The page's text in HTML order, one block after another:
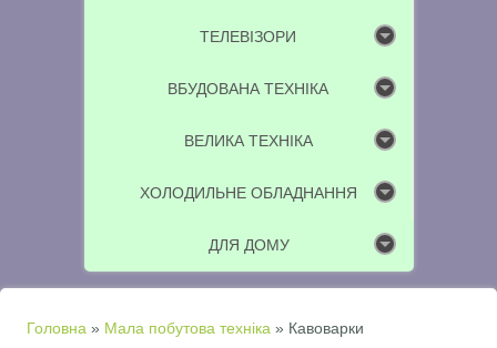
ТЕЛЕВІЗОРИ
ВБУДОВАНА ТЕХНІКА
ВЕЛИКА ТЕХНІКА
ХОЛОДИЛЬНЕ ОБЛАДНАННЯ
ДЛЯ ДОМУ
Ви є тут
Головна » Мала побутова техніка » Кавоварки